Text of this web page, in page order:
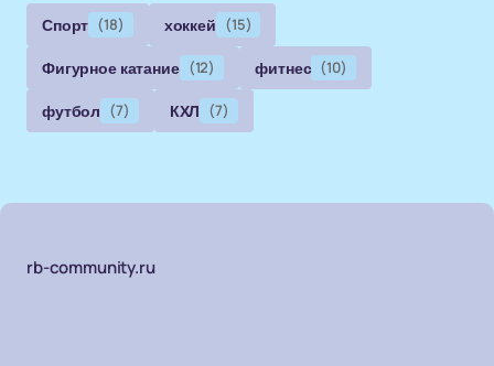
Спорт (18) хоккей (15)
Фигурное катание (12) фитнес (10)
футбол (7) КХЛ (7)
rb-community.ru